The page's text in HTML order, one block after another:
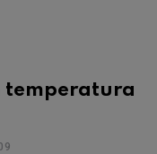
temperatura